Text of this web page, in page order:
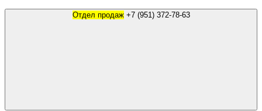
Отдел продаж +7 (951) 372-78-63